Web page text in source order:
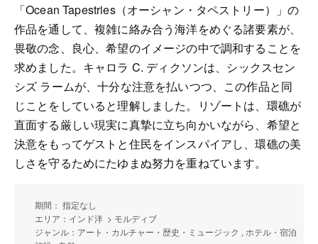
「Ocean Tapestries（オーシャン・タペストリー）」の
作品を通して、複雑に絡み合う海洋をめぐる諸要素が、
畏敬の念、良心、希望のイメージの中で調和することを
求めました。キャロラ C. ディクソンは、シックスセン
シズ ラームが、十分な注意を払いつつ、この作品と同
じことをしていると理解しました。リゾートは、環礁が
直面する厳しい現実に真摯に立ち向かいながら、希望と
決意をもってゲストと住民をインスパイアし、環礁の美
しさを守るためにたゆまぬ努力を重ねています。
期間： 指定なし
エリア：インド洋 > モルディブ
ジャンル：アート・カルチャー・歴史・ミュージック , ホテル・宿泊